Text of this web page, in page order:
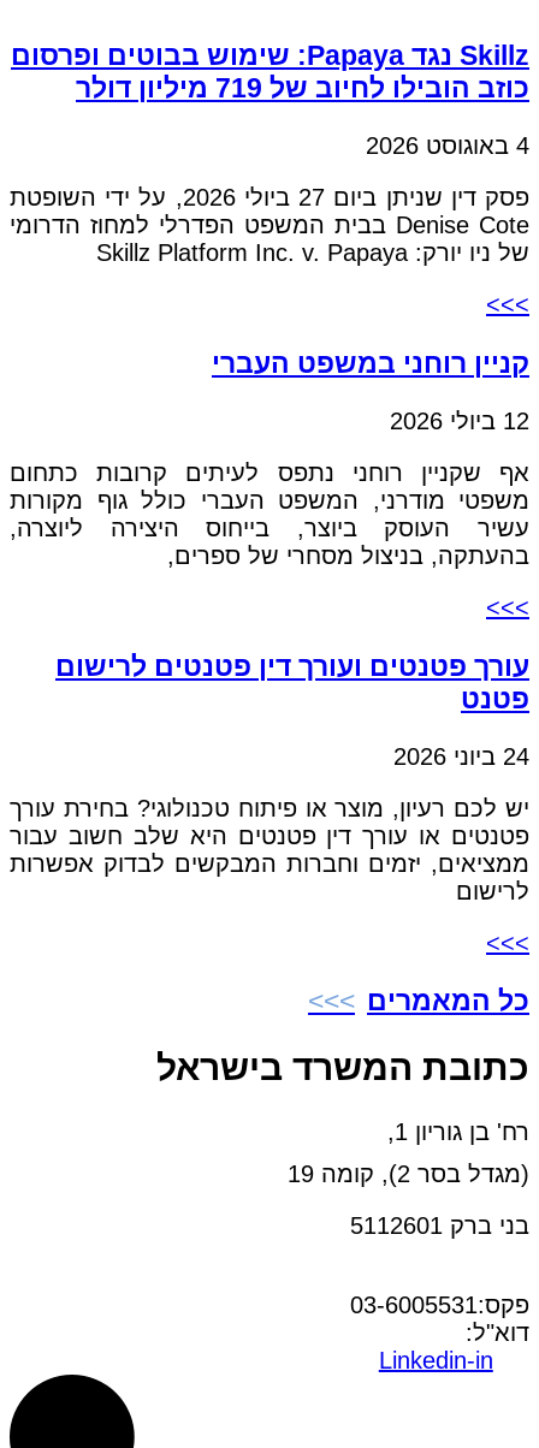
Skillz נגד Papaya: שימוש בבוטים ופרסום
כוזב הובילו לחיוב של 719 מיליון דולר
4 באוגוסט 2026
פסק דין שניתן ביום 27 ביולי 2026, על ידי השופטת
Denise Cote בבית המשפט הפדרלי למחוז הדרומי
של ניו יורק: Skillz Platform Inc. v. Papaya
>>>
קניין רוחני במשפט העברי
12 ביולי 2026
אף שקניין רוחני נתפס לעיתים קרובות כתחום
משפטי מודרני, המשפט העברי כולל גוף מקורות
עשיר העוסק ביוצר, בייחוס היצירה ליוצרה,
בהעתקה, בניצול מסחרי של ספרים,
>>>
עורך פטנטים ועורך דין פטנטים לרישום
פטנט
24 ביוני 2026
יש לכם רעיון, מוצר או פיתוח טכנולוגי? בחירת עורך
פטנטים או עורך דין פטנטים היא שלב חשוב עבור
ממציאים, יזמים וחברות המבקשים לבדוק אפשרות
לרישום
>>>
כל המאמרים
כתובת המשרד בישראל
רח' בן גוריון 1,
(מגדל בסר 2), קומה 19
בני ברק 5112601
פקס:03-6005531
דוא"ל:
Linkedin-in